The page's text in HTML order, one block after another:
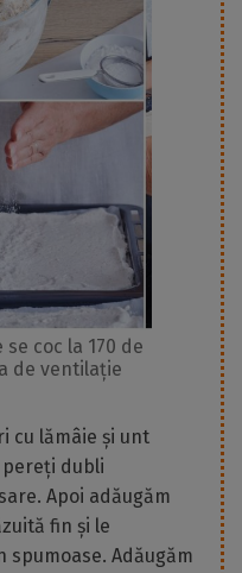
se coc la 170 de
de ventilație
cu lămâie și unt
dubli
Apoi adăugăm
fin și le
spumoase. Adăugăm